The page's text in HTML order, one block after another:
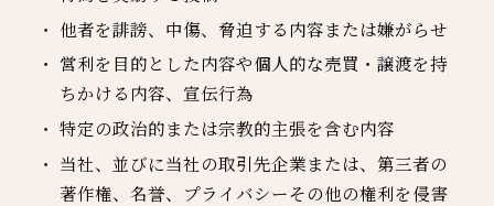
他者を誹謗、中傷、脅迫する内容または嫌がらせ
営利を目的とした内容や個人的な売買・譲渡を持
ちかける内容、宣伝行為
特定の政治的または宗教的主張を含む内容
当社、並びに当社の取引先企業または、第三者の
著作権、名誉、プライバシーその他の権利を侵害